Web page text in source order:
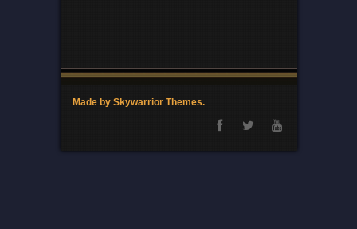
Made by Skywarrior Themes.